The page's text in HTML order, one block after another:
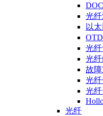
光
以
光
光
故
光
光
光纤